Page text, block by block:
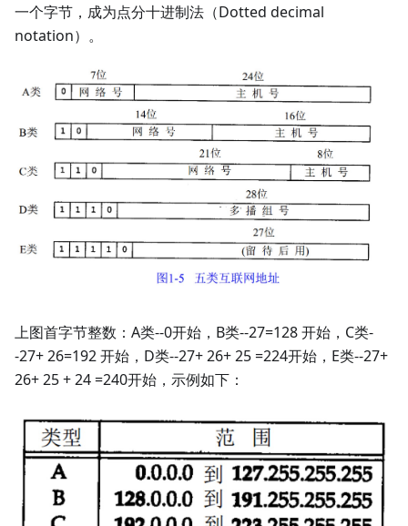
一个字节，成为点分十进制法（Dotted decimal
notation）。
上图首字节整数：A类--0开始，B类--27=128 开始，C类-
-27+ 26=192 开始，D类--27+ 26+ 25 =224开始，E类--27+
26+ 25 + 24 =240开始，示例如下：